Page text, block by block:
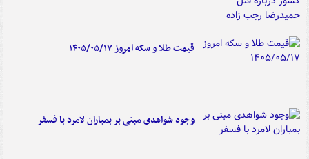
قیمت طلا و سکه امروز ۱۴۰۵/۰۵/۱۷
وجود شواهدی مبنی بر بمباران لامرد با فسفر